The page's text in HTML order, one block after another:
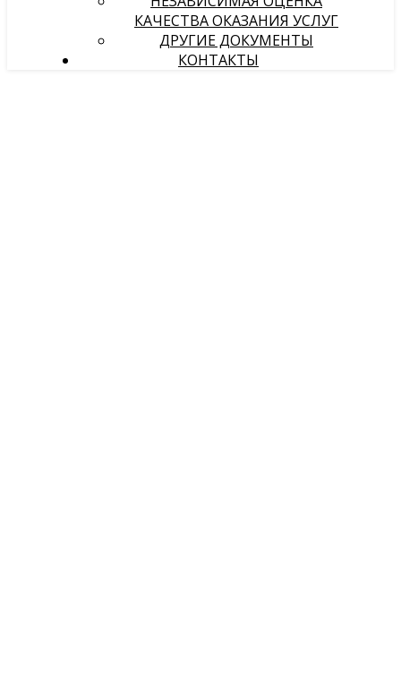
КАЧЕСТВА ОКАЗАНИЯ УСЛУГ
ДРУГИЕ ДОКУМЕНТЫ
КОНТАКТЫ